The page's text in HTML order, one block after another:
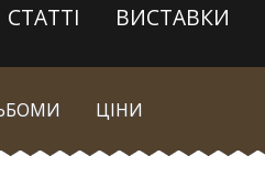
СТАТТІ ВИСТАВКИ
ЦІНИ